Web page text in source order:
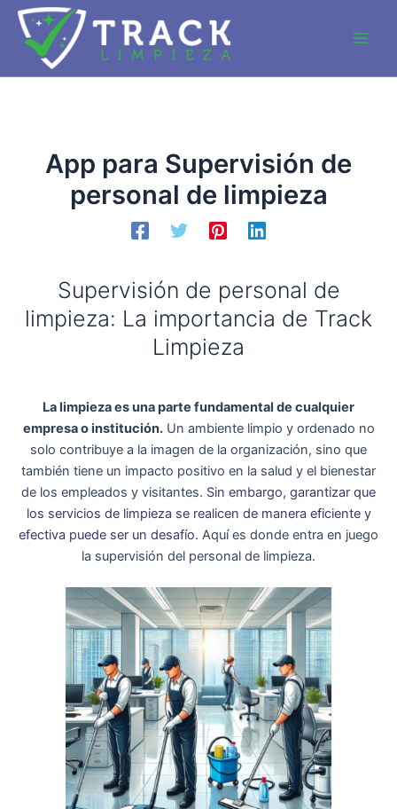
contenido
App para Supervisión de
personal de limpieza
Supervisión de personal de
limpieza: La importancia de Track
Limpieza
La limpieza es una parte fundamental de cualquier
empresa o institución.Un ambiente limpio y ordenado no
solo contribuye a la imagen de la organización, sino que
también tiene un impacto positivo en la salud y el bienestar
de los empleados y visitantes. Sin embargo, garantizar que
los servicios de limpieza se realicen de manera eficiente y
efectiva puede ser un desafío. Aquí es donde entra en juego
la supervisión del personal de limpieza.